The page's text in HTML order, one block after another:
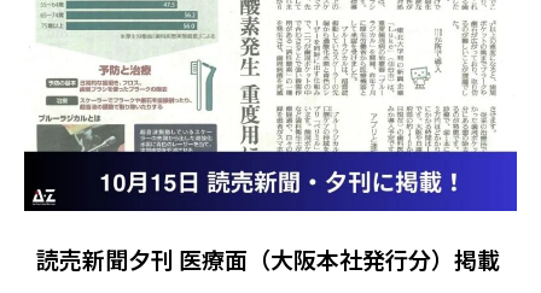
読売新聞夕刊 医療面（大阪本社発行分）掲載